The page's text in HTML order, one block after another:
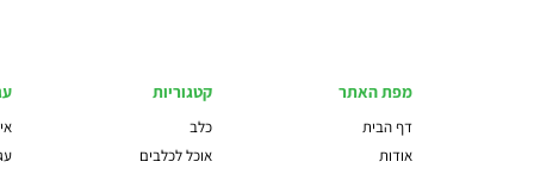
מפת האתר
דף הבית
אודות
קטגוריות
כלב
אוכל לכלבים